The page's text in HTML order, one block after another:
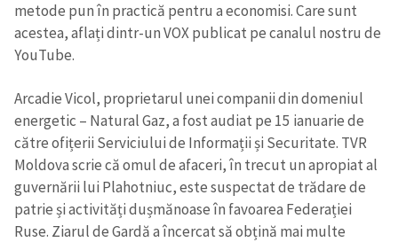
metode pun în practică pentru a economisi. Care sunt
acestea, aflați dintr-un VOX publicat pe canalul nostru de
YouTube.
Arcadie Vicol, proprietarul unei companii din domeniul
energetic – Natural Gaz, a fost audiat pe 15 ianuarie de
către ofițerii Serviciului de Informații și Securitate. TVR
Moldova scrie că omul de afaceri, în trecut un apropiat al
guvernării lui Plahotniuc, este suspectat de trădare de
patrie și activități dușmănoase în favoarea Federației
Ruse. Ziarul de Gardă a încercat să obțină mai multe